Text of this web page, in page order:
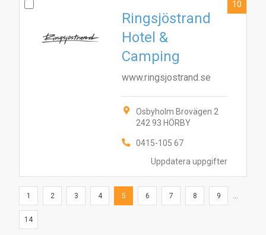
Uppdatera uppgifter
Ringsjöstrand
Hotel &
Camping
www.ringsjostrand.se
Osbyholm Brovägen 2
242 93 HÖRBY
0415-105 67
10
1 2 3 4 5 6 7 8 9 ...
14